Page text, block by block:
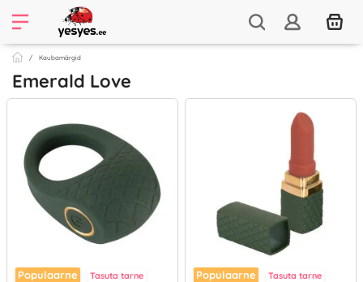
Kaubamärgid
Emerald Love
Populaarne Tasuta tarne Populaarne Tasuta tarne